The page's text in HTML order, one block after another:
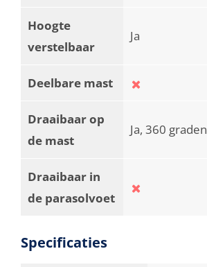
Hoogte
verstelbaar
Ja
Deelbare mast
Draaibaar op
de mast
Ja, 360 graden
Draaibaar in
de parasolvoet
Specificaties